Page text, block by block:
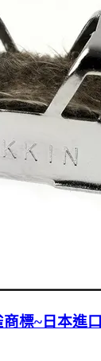
商標~日本進